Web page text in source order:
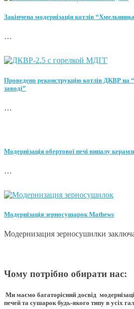
Закінчена модернізація котлів
…
Проведено реконструкцію котлів ДКВР на
заводі”
…
Модернізація обертової печі випалу
…
Модернізація зерносушарок Mathews
Модернизация зерносушилки
Чому потрібно обирати нас:
Ми маємо багаторісний досвід
печей та сушарок будь-якого типу в усіх